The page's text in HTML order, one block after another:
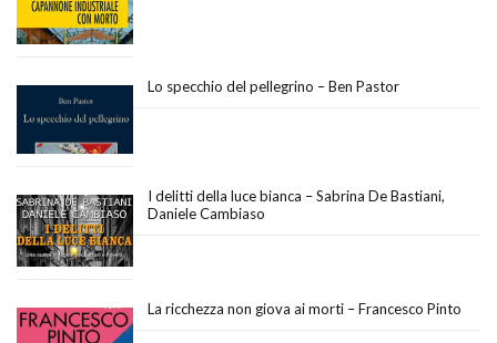
Lo specchio del pellegrino – Ben Pastor
I delitti della luce bianca – Sabrina De Bastiani,
Daniele Cambiaso
La ricchezza non giova ai morti – Francesco Pinto